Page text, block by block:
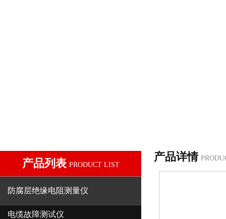
产品列表 PRODUCT LIST
防腐层绝缘电阻测量仪
电缆故障测试仪
产品详情